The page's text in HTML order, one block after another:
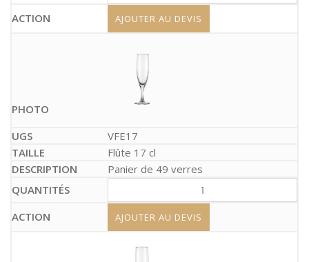
AJOUTER AU DEVIS
VFE17
Flûte 17 cl
Panier de 49 verres
AJOUTER AU DEVIS